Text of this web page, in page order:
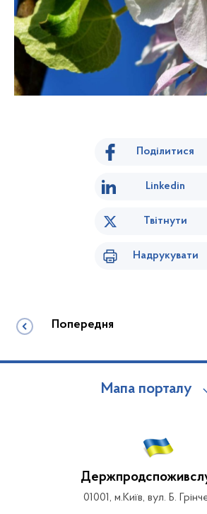
Поділитися
Linkedin
Твітнути
Надрукувати
Попередня
Мапа порталу
01001, м.Київ, вул. Б.